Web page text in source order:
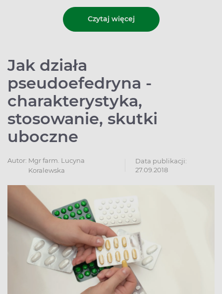
Czytaj więcej
Jak działa
pseudoefedryna -
charakterystyka,
stosowanie, skutki
uboczne
Autor: Mgr farm. Lucyna
Koralewska
Data publikacji:
27.09.2018